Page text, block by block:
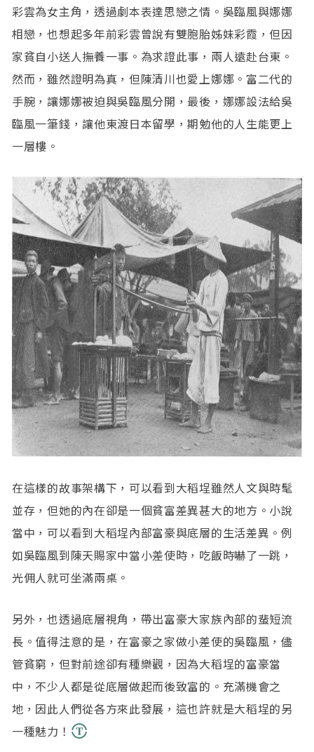
彩雲為女主角，透過劇本表達思戀之情。吳臨風與娜娜
相戀，也想起多年前彩雲曾說有雙胞胎姊妹彩霞，但因
家貧自小送人撫養一事。為求證此事，兩人遠赴台東。
然而，雖然證明為真，但陳清川也愛上娜娜。富二代的
手腕，讓娜娜被迫與吳臨風分開，最後，娜娜設法給吳
臨風一筆錢，讓他東渡日本留學，期勉他的人生能更上
一層樓。
在這樣的故事架構下，可以看到大稻埕雖然人文與時髦
並存，但她的內在卻是一個貧富差異甚大的地方。小說
當中，可以看到大稻埕內部富豪與底層的生活差異。例
如吳臨風到陳天賜家中當小差使時，吃飯時嚇了一跳，
光佣人就可坐滿兩桌。
另外，也透過底層視角，帶出富豪大家族內部的蜚短流
長。值得注意的是，在富豪之家做小差使的吳臨風，儘
管貧窮，但對前途卻有種樂觀，因為大稻埕的富豪當
中，不少人都是從底層做起而後致富的。充滿機會之
地，因此人們從各方來此發展，這也許就是大稻埕的另
一種魅力！